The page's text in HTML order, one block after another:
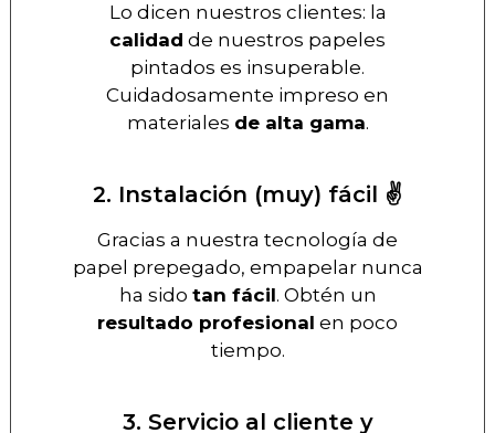
Lo dicen nuestros clientes: la
calidad de nuestros papeles
pintados es insuperable.
Cuidadosamente impreso en
materiales de alta gama.
2. Instalación (muy) fácil ✌️
Gracias a nuestra tecnología de
papel prepegado, empapelar nunca
ha sido tan fácil. Obtén un
resultado profesional en poco
tiempo.
3. Servicio al cliente y